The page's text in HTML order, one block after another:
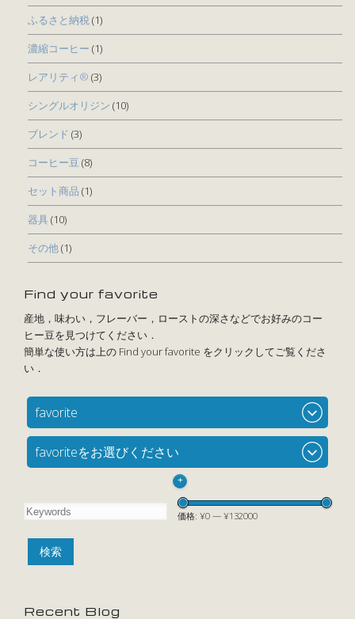
ふるさと納税(1)
濃縮コーヒー (1)
レアリティ® (3)
シングルオリジン (10)
ブレンド (3)
コーヒー豆 (8)
セット商品 (1)
器具(10)
その他(1)
Find your favorite
favorite
favoriteをお選びください
+
価格: ¥0— ¥132000
Recent Blog